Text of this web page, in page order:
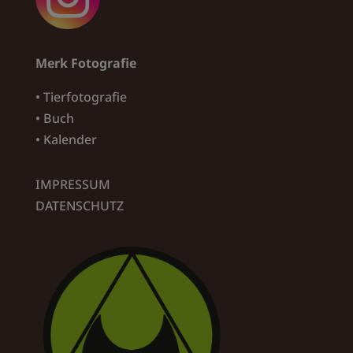
Merk Fotografie
• Tierfotografie
• Buch
• Kalender
IMPRESSUM
DATENSCHUTZ